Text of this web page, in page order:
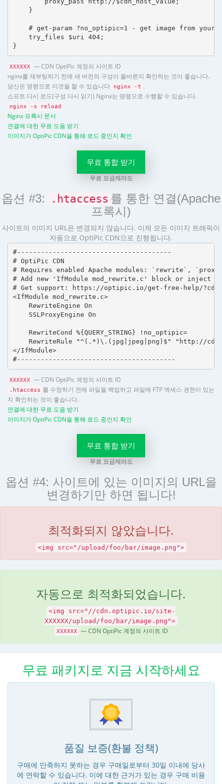
    }
# get-param ?no_optipic=1 - get image from your
    try_files $uri 404;
}
XXXXXX
— CDN OptiPic 계정의 사이트 ID
nginx를 재부팅하기 전에 새 버전의 구성이 올바른지 확인하는 것이 좋습니다.
당신은 명령으로 이것을 할 수 있습니다
nginx -t .
소프트 다시 로드(구성 다시 읽기) Nginx는 명령으로 수행할 수 있습니다.
nginx -s reload
Nginx 프록시 문서
연결에 대한 무료 도움 받기
이미지가 OptiPic CDN을 통해 로드 중인지 확인
무료 통합 받기
무료 요금제라도
옵션 #3: .htaccess 를 통한 연결(Apache
프록시)
사이트의 이미지 URL은 변경되지 않습니다. 이제 모든 이미지 트래픽이
자동으로 OptiPic CDN으로 진행됩니다.
#---------------------------------------
# OptiPic CDN
# Requires enabled Apache modules: `rewrite`,
# Add new 'IfModule mod_rewrite.c' block or inject
# Get support: https://optipic.io/get-free-help/
<IfModule mod_rewrite.c>
    RewriteEngine On
    SSLProxyEngine On
    RewriteCond %{QUERY_STRING} !no_optipic=
RewriteRule "^(.*)\.(jpg|jpeg|png)$" "http://
</IfModule>
#----------------------------------------
XXXXXX — CDN OptiPic 계정의 사이트 ID
.htaccess 를 수정하기 전에 파일을 백업하고 파일에 FTP 액세스 권한이 있는
지 확인하는 것이 좋습니다.
연결에 대한 무료 도움 받기
이미지가 OptiPic CDN을 통해 로드 중인지 확인
무료 통합 받기
무료 요금제라도
옵션 #4: 사이트에 있는 이미지의 URL을
변경하기만 하면 됩니다!
최적화되지 않았습니다.
<img src="/upload/foo/bar/image.png">
자동으로 최적화되었습니다.
<img src="//cdn.optipic.io/site-
XXXXXX/upload/foo/bar/image.png">
XXXXXX — CDN OptiPic 계정의 사이트 ID
무료 패키지로 지금 시작하세요
품질 보증(환불 정책)
구매에 만족하지 못하는 경우 구매일로부터 30일 이내에 당사
에 연락할 수 있습니다. 이에 대한 근거가 있는 경우 구매 비용